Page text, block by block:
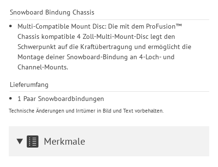
Snowboard Bindung Chassis
Multi-Compatible Mount Disc: Die mit dem ProFusion™
Chassis kompatible 4 Zoll-Multi-Mount-Disc legt den
Schwerpunkt auf die Kraftübertragung und ermöglicht die
Montage deiner Snowboard-Bindung an 4-Loch- und
Channel-Mounts.
Lieferumfang
1 Paar Snowboardbindungen
Technische Änderungen und Irrtümer in Bild und Text vorbehalten.
Merkmale